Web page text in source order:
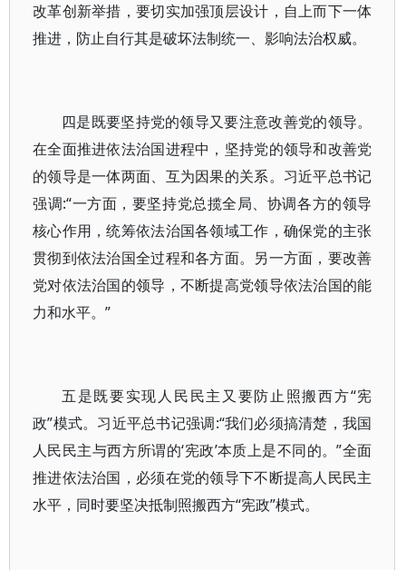
改革创新举措，要切实加强顶层设计，自上而下一体
推进，防止自行其是破坏法制统一、影响法治权威。
四是既要坚持党的领导又要注意改善党的领导。
在全面推进依法治国进程中，坚持党的领导和改善党
的领导是一体两面、互为因果的关系。习近平总书记
强调:“一方面，要坚持党总揽全局、协调各方的领导
核心作用，统筹依法治国各领域工作，确保党的主张
贯彻到依法治国全过程和各方面。另一方面，要改善
党对依法治国的领导，不断提高党领导依法治国的能
力和水平。”
五是既要实现人民民主又要防止照搬西方“宪
政”模式。习近平总书记强调:“我们必须搞清楚，我国
人民民主与西方所谓的‘宪政’本质上是不同的。”全面
推进依法治国，必须在党的领导下不断提高人民民主
水平，同时要坚决抵制照搬西方“宪政”模式。